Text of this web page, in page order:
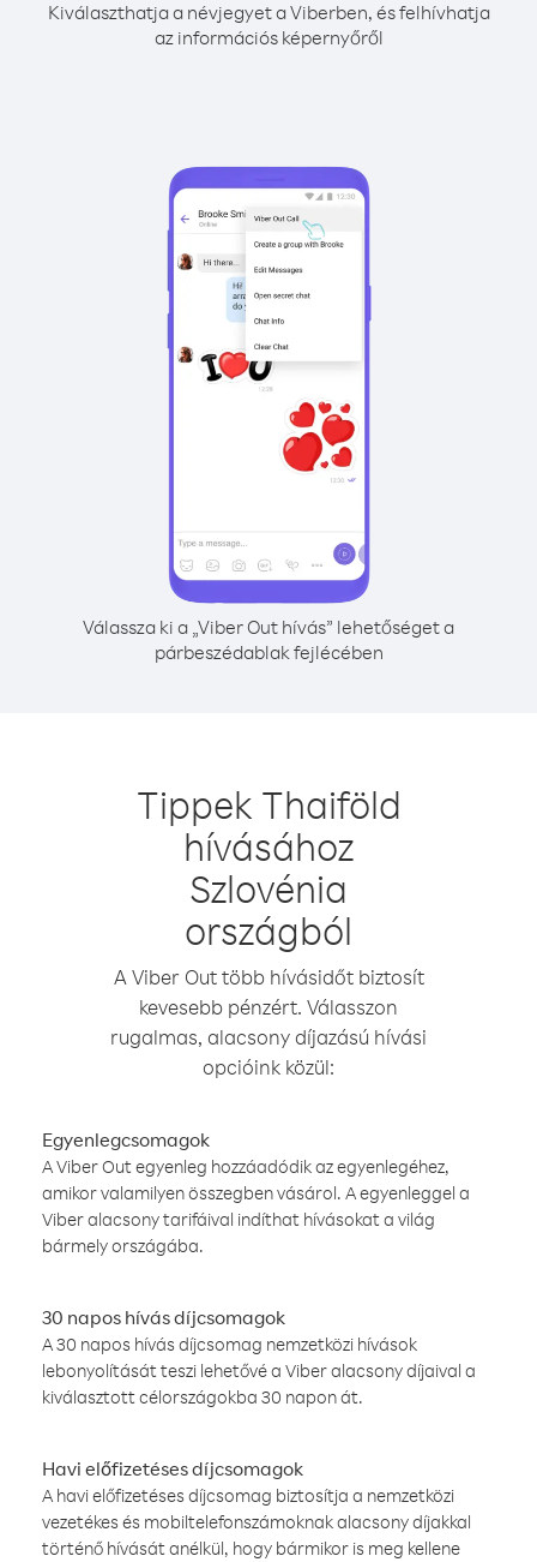
Kiválaszthatja a névjegyet a Viberben, és felhívhatja
az információs képernyőről
Válassza ki a „Viber Out hívás” lehetőséget a
párbeszédablak fejlécében
Tippek Thaiföld
hívásához
Szlovénia
országból
A Viber Out több hívásidőt biztosít
kevesebb pénzért. Válasszon
rugalmas, alacsony díjazású hívási
opcióink közül:
Egyenlegcsomagok
A Viber Out egyenleg hozzáadódik az egyenlegéhez,
amikor valamilyen összegben vásárol. A egyenleggel a
Viber alacsony tarifáival indíthat hívásokat a világ
bármely országába.
30 napos hívás díjcsomagok
A 30 napos hívás díjcsomag nemzetközi hívások
lebonyolítását teszi lehetővé a Viber alacsony díjaival a
kiválasztott célországokba 30 napon át.
Havi előfizetéses díjcsomagok
A havi előfizetéses díjcsomag biztosítja a nemzetközi
vezetékes és mobiltelefonszámoknak alacsony díjakkal
történő hívását anélkül, hogy bármikor is meg kellene